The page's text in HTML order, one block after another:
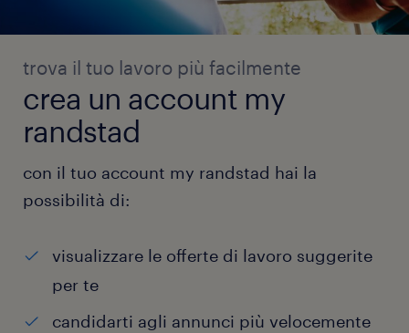
trova il tuo lavoro più facilmente
crea un account my
randstad
con il tuo account my randstad hai la
possibilità di:
visualizzare le offerte di lavoro suggerite
per te
candidarti agli annunci più velocemente